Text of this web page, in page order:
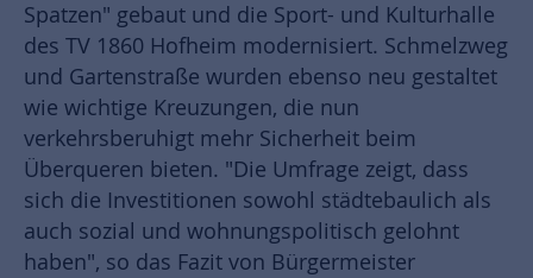
Spatzen" gebaut und die Sport- und Kulturhalle
des TV 1860 Hofheim modernisiert. Schmelzweg
und Gartenstraße wurden ebenso neu gestaltet
wie wichtige Kreuzungen, die nun
verkehrsberuhigt mehr Sicherheit beim
Überqueren bieten. "Die Umfrage zeigt, dass
sich die Investitionen sowohl städtebaulich als
auch sozial und wohnungspolitisch gelohnt
haben", so das Fazit von Bürgermeister